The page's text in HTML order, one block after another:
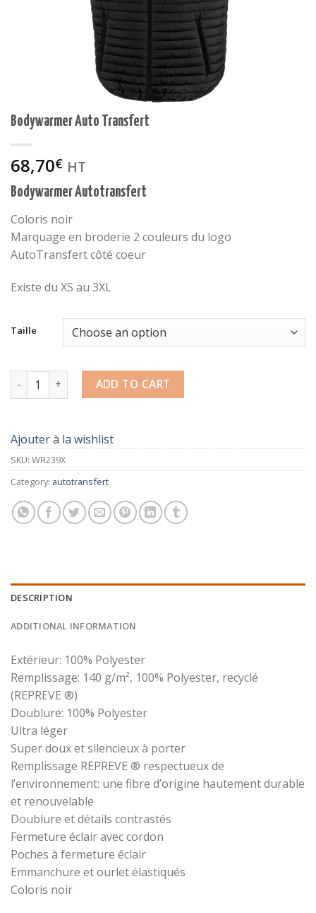
Bodywarmer Auto Transfert
68,70€ HT
Bodywarmer Autotransfert
Coloris noir
Marquage en broderie 2 couleurs du logo
AutoTransfert côté coeur
Existe du XS au 3XL
Taille
Bodywarmer Auto Transfert quantity
ADD TO CART
Ajouter à la wishlist
SKU: WR239X
Category: autotransfert
DESCRIPTION
ADDITIONAL INFORMATION
Extérieur: 100% Polyester
Remplissage: 140 g/m², 100% Polyester, recyclé
(REPREVE ®)
Doublure: 100% Polyester
Ultra léger
Super doux et silencieux à porter
Remplissage REPREVE ® respectueux de
l’environnement: une fibre d’origine hautement durable
et renouvelable
Doublure et détails contrastés
Fermeture éclair avec cordon
Poches à fermeture éclair
Emmanchure et ourlet élastiqués
Coloris noir